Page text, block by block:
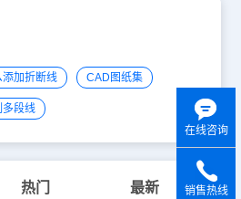
档才能使用。通过以上的操作，就能快
加折断线 CAD图纸集
段线
热门 最新
在线咨询
销售热线